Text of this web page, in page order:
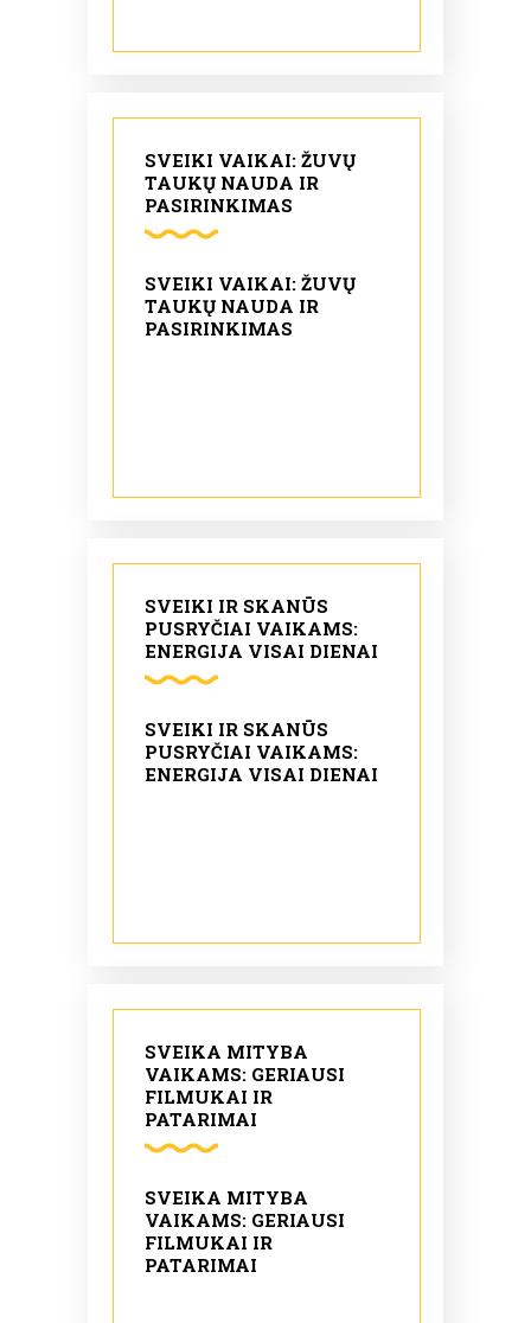
SVEIKI VAIKAI: ŽUVŲ
TAUKŲ NAUDA IR
PASIRINKIMAS
SVEIKI VAIKAI: ŽUVŲ
TAUKŲ NAUDA IR
PASIRINKIMAS
SVEIKI IR SKANŪS
PUSRYČIAI VAIKAMS:
ENERGIJA VISAI DIENAI
SVEIKI IR SKANŪS
PUSRYČIAI VAIKAMS:
ENERGIJA VISAI DIENAI
SVEIKA MITYBA
VAIKAMS: GERIAUSI
FILMUKAI IR
PATARIMAI
SVEIKA MITYBA
VAIKAMS: GERIAUSI
FILMUKAI IR
PATARIMAI